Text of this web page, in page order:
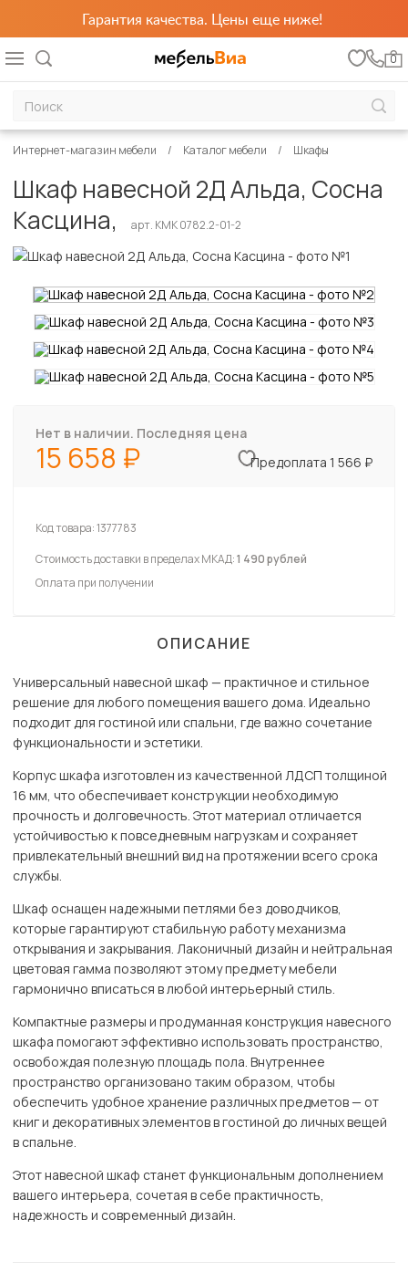
Гарантия качества. Цены еще ниже!
0
Интернет-магазин мебели Каталог мебели Шкафы
Шкаф навесной 2Д Альда, Сосна
Касцина,
арт. КМК 0782.2-01-2
Нет в наличии. Последняя цена
15 658 Предоплата 1 566 ₽
Код товара:1377783
Стоимость доставки в пределах МКАД:1 490 рублей
Оплата при получении
ОПИСАНИЕ
Универсальный навесной шкаф — практичное и стильное
решение для любого помещения вашего дома. Идеально
подходит для гостиной или спальни, где важно сочетание
функциональности и эстетики.
Корпус шкафа изготовлен из качественной ЛДСП толщиной
16 мм, что обеспечивает конструкции необходимую
прочность и долговечность. Этот материал отличается
устойчивостью к повседневным нагрузкам и сохраняет
привлекательный внешний вид на протяжении всего срока
службы.
Шкаф оснащен надежными петлями без доводчиков,
которые гарантируют стабильную работу механизма
открывания и закрывания. Лаконичный дизайн и нейтральная
цветовая гамма позволяют этому предмету мебели
гармонично вписаться в любой интерьерный стиль.
Компактные размеры и продуманная конструкция навесного
шкафа помогают эффективно использовать пространство,
освобождая полезную площадь пола. Внутреннее
пространство организовано таким образом, чтобы
обеспечить удобное хранение различных предметов — от
книг и декоративных элементов в гостиной до личных вещей
в спальне.
Этот навесной шкаф станет функциональным дополнением
вашего интерьера, сочетая в себе практичность,
надежность и современный дизайн.